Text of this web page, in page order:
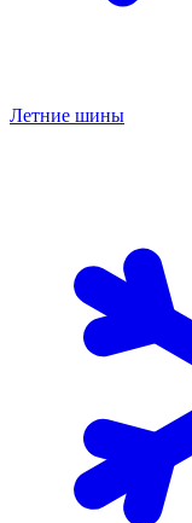
Летние шины